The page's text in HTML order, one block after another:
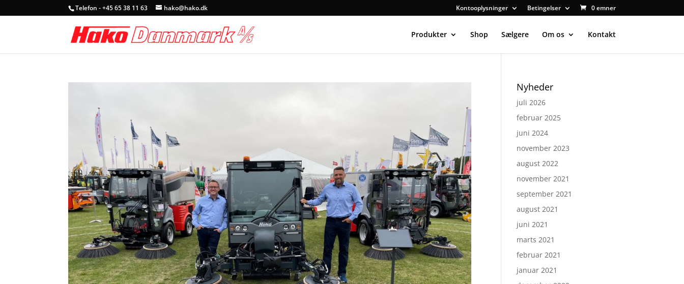
Telefon - +45 65 38 11 63 hako@hako.dk Kontooplysninger Betingelser 0 emner
Produkter Shop Sælgere Om os Kontakt
Nyheder
juli 2026
februar 2025
juni 2024
november 2023
august 2022
november 2021
september 2021
august 2021
juni 2021
marts 2021
februar 2021
januar 2021